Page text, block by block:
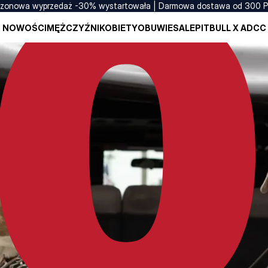
wyprzedaż -30% wystartowała | Darmowa dostawa od 300
NOWOŚCIMĘŻCZYŹNIKOBIETYOBUWIESALEPITBULL X ADCC